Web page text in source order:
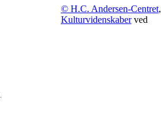
© H.C. Andersen-Centret,
Kulturvidenskaberved